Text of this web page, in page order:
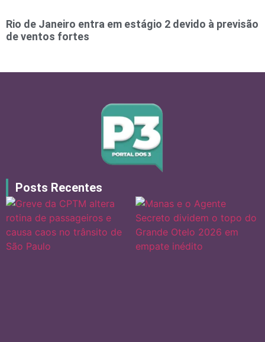
Rio de Janeiro entra em estágio 2 devido à previsão
de ventos fortes
Posts Recentes